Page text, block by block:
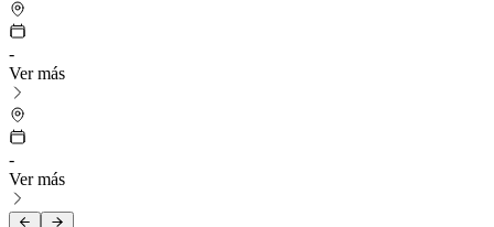
-
Ver más
-
Ver más